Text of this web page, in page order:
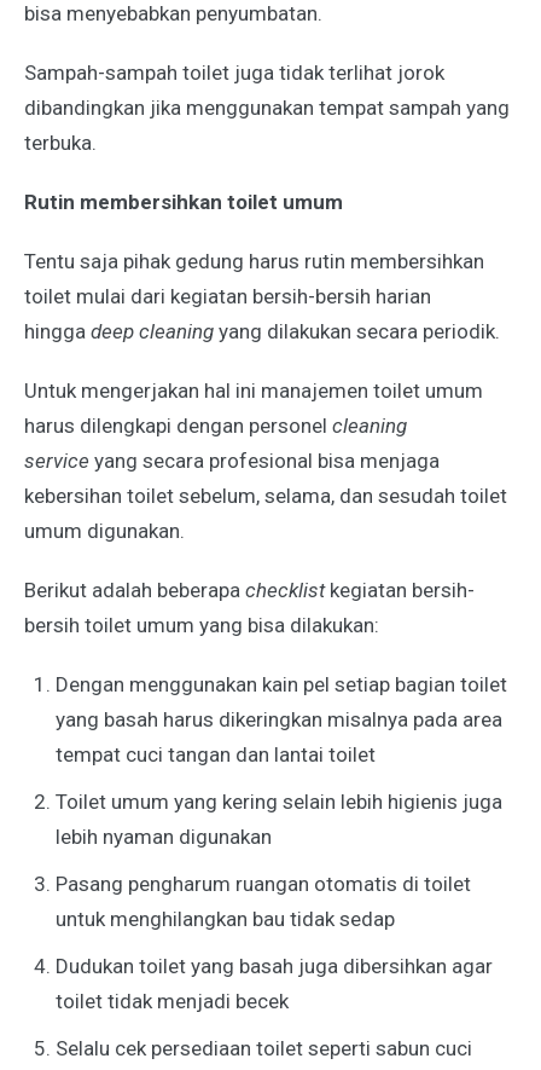
bisa menyebabkan penyumbatan.
Sampah-sampah toilet juga tidak terlihat jorok
dibandingkan jika menggunakan tempat sampah yang
terbuka.
Rutin membersihkan toilet umum
Tentu saja pihak gedung harus rutin membersihkan
toilet mulai dari kegiatan bersih-bersih harian
hingga deep cleaning yang dilakukan secara periodik.
Untuk mengerjakan hal ini manajemen toilet umum
harus dilengkapi dengan personel cleaning
service yang secara profesional bisa menjaga
kebersihan toilet sebelum, selama, dan sesudah toilet
umum digunakan.
Berikut adalah beberapa checklist kegiatan bersih-
bersih toilet umum yang bisa dilakukan:
Dengan menggunakan kain pel setiap bagian toilet
yang basah harus dikeringkan misalnya pada area
tempat cuci tangan dan lantai toilet
Toilet umum yang kering selain lebih higienis juga
lebih nyaman digunakan
Pasang pengharum ruangan otomatis di toilet
untuk menghilangkan bau tidak sedap
Dudukan toilet yang basah juga dibersihkan agar
toilet tidak menjadi becek
Selalu cek persediaan toilet seperti sabun cuci